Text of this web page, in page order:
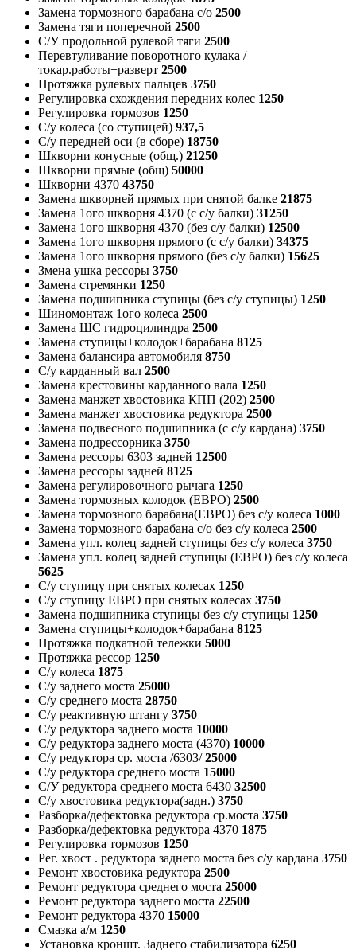
Замена тормозного барабана с/о 2500
Замена тяги поперечной 2500
С/У продольной рулевой тяги 2500
Перевтуливание поворотного кулака /
токар.работы+разверт 2500
Протяжка рулевых пальцев 3750
Регулировка схождения передних колес 1250
Регулировка тормозов 1250
С/у колеса (со ступицей) 937,5
С/у передней оси (в сборе) 18750
Шкворни конусные (общ.) 21250
Шкворни прямые (общ) 50000
Шкворни 4370 43750
Замена шкворней прямых при снятой балке 21875
Замена 1ого шкворня 4370 (с с/у балки) 31250
Замена 1ого шкворня 4370 (без с/у балки) 12500
Замена 1ого шкворня прямого (с с/у балки) 34375
Замена 1ого шкворня прямого (без с/у балки) 15625
Змена ушка рессоры 3750
Замена стремянки 1250
Замена подшипника ступицы (без с/у ступицы) 1250
Шиномонтаж 1ого колеса 2500
Замена ШС гидроцилиндра 2500
Замена ступицы+колодок+барабана 8125
Замена балансира автомобиля 8750
С/у карданный вал 2500
Замена крестовины карданного вала 1250
Замена манжет хвостовика КПП (202) 2500
Замена манжет хвостовика редуктора 2500
Замена подвесного подшипника (с с/у кардана) 3750
Замена подрессорника 3750
Замена рессоры 6303 задней 12500
Замена рессоры задней 8125
Замена регулировочного рычага 1250
Замена тормозных колодок (ЕВРО) 2500
Замена тормозного барабана(ЕВРО) без с/у колеса 1000
Замена тормозного барабана с/о без с/у колеса 2500
Замена упл. колец задней ступицы без с/у колеса 3750
Замена упл. колец задней ступицы (ЕВРО) без с/у колеса
5625
С/у ступицу при снятых колесах 1250
С/у ступицу ЕВРО при снятых колесах 3750
Замена подшипника ступицы без с/у ступицы 1250
Замена ступицы+колодок+барабана 8125
Протяжка подкатной тележки 5000
Протяжка рессор 1250
С/у колеса 1875
С/у заднего моста 25000
С/у среднего моста 28750
С/у реактивную штангу 3750
С/у редуктора заднего моста 10000
С/у редуктора заднего моста (4370) 10000
С/у редуктора ср. моста /6303/25000
С/у редуктора среднего моста 15000
С/У редуктора среднего моста 6430 32500
С/у хвостовика редуктора(задн.) 3750
Разборка/дефектовка редуктора ср.моста 3750
Разборка/дефектовка редуктора 4370 1875
Регулировка тормозов 1250
Рег. хвост . редуктора заднего моста без с/у кардана 3750
Ремонт хвостовика редуктора 2500
Ремонт редуктора среднего моста 25000
Ремонт редуктора заднего моста 22500
Ремонт редуктора 4370 15000
Смазка а/м 1250
Установка кроншт. Заднего стабилизатора 6250